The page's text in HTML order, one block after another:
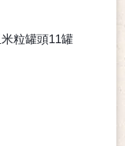
粒罐頭11罐